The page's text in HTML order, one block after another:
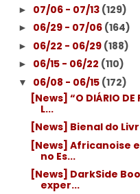
► 07/06 - 07/13 (129)
► 06/29 - 07/06 (164)
► 06/22 - 06/29 (188)
► 06/15 - 06/22 (110)
▼ 06/08 - 06/15 (172)
[News] “O DIÁRIO DE
L...
[News] Bienal do
[News] Africanoise
no Es...
[News] DarkSide
exper...